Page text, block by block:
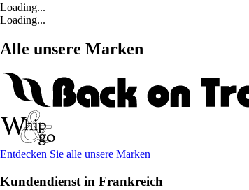
Loading...
Loading...
Alle unsere Marken
Entdecken Sie alle unsere Marken
Kundendienst in Frankreich